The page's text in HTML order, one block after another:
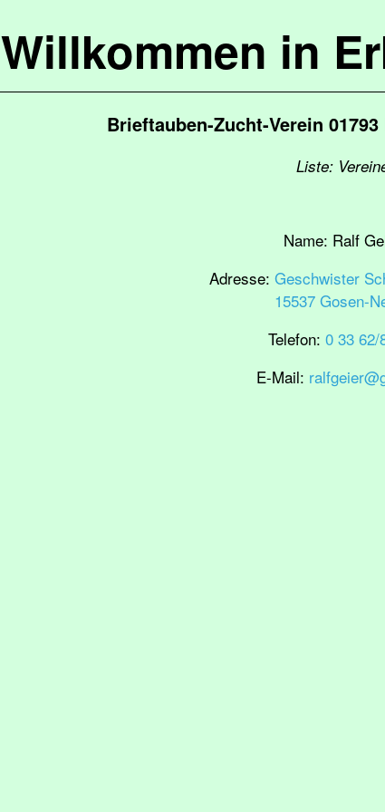
Willkommen in
Brieftauben-Zucht-Verein
Liste:
Name: Ralf
Adresse: Geschwister
15537 Gosen-
Telefon: 0 33 62/
E-Mail: